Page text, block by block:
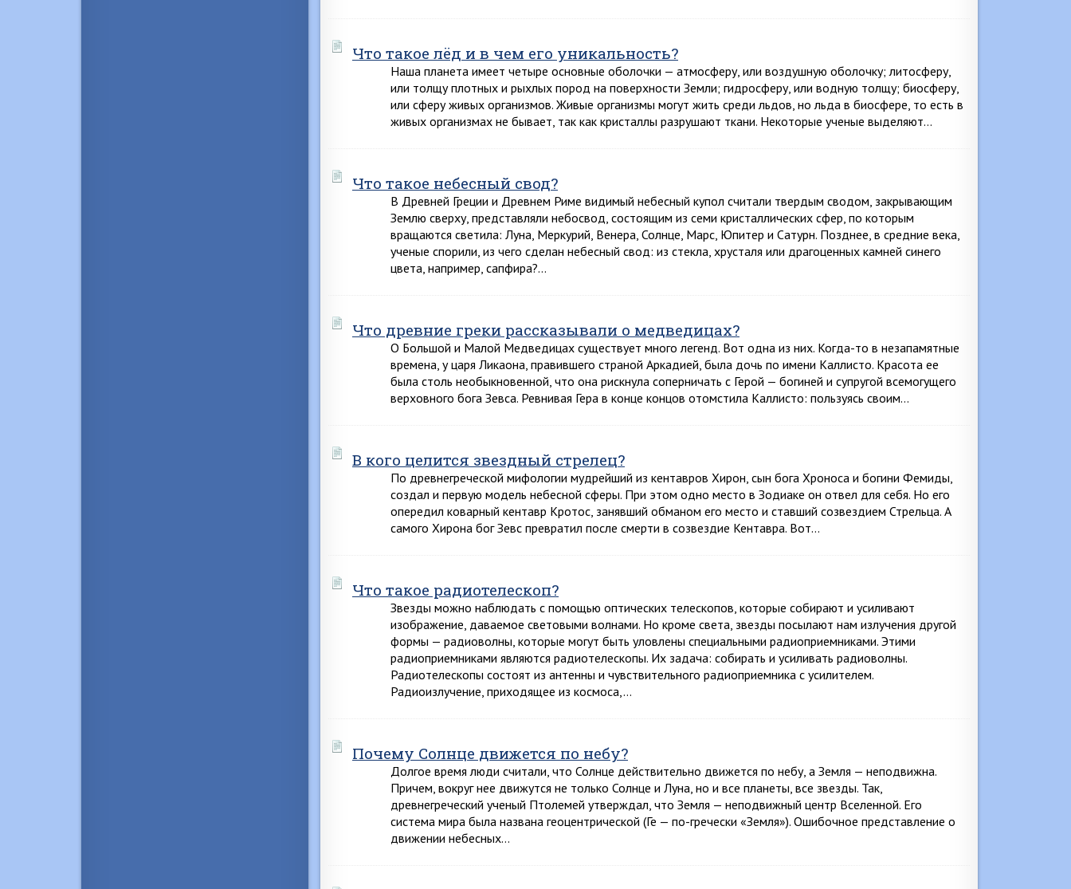
Что такое лёд и в чем его уникальность?
Наша планета имеет четыре основные оболочки — атмосферу, или воздушную оболочку; литосферу,
или толщу плотных и рыхлых пород на поверхности Земли; гидросферу, или водную толщу; биосферу,
или сферу живых организмов. Живые организмы могут жить среди льдов, но льда в биосфере, то есть в
живых организмах не бывает, так как кристаллы разрушают ткани. Некоторые ученые выделяют…
Что такое небесный свод?
В Древней Греции и Древнем Риме видимый небесный купол считали твердым сводом, закрывающим
Землю сверху, представляли небосвод, состоящим из семи кристаллических сфер, по которым
вращаются светила: Луна, Меркурий, Венера, Солнце, Марс, Юпитер и Сатурн. Позднее, в средние века,
ученые спорили, из чего сделан небесный свод: из стекла, хрусталя или драгоценных камней синего
цвета, например, сапфира?…
Что древние греки рассказывали о медведицах?
О Большой и Малой Медведицах существует много легенд. Вот одна из них. Когда-то в незапамятные
времена, у царя Ликаона, правившего страной Аркадией, была дочь по имени Каллисто. Красота ее
была столь необыкновенной, что она рискнула соперничать с Герой — богиней и супругой всемогущего
верховного бога Зевса. Ревнивая Гера в конце концов отомстила Каллисто: пользуясь своим…
В кого целится звездный стрелец?
По древнегреческой мифологии мудрейший из кентавров Хирон, сын бога Хроноса и богини Фемиды,
создал и первую модель небесной сферы. При этом одно место в Зодиаке он отвел для себя. Но его
опередил коварный кентавр Кротос, занявший обманом его место и ставший созвездием Стрельца. А
самого Хирона бог Зевс превратил после смерти в созвездие Кентавра. Вот…
Что такое радиотелескоп?
Звезды можно наблюдать с помощью оптических телескопов, которые собирают и усиливают
изображение, даваемое световыми волнами. Но кроме света, звезды посылают нам излучения другой
формы — радиоволны, которые могут быть уловлены специальными радиоприемниками. Этими
радиоприемниками являются радиотелескопы. Их задача: собирать и усиливать радиоволны.
Радиотелескопы состоят из антенны и чувствительного радиоприемника с усилителем.
Радиоизлучение, приходящее из космоса,…
Почему Солнце движется по небу?
Долгое время люди считали, что Солнце действительно движется по небу, а Земля — неподвижна.
Причем, вокруг нее движутся не только Солнце и Луна, но и все планеты, все звезды. Так,
древнегреческий ученый Птолемей утверждал, что Земля — неподвижный центр Вселенной. Его
система мира была названа геоцентрической (Ге — по-гречески «Земля»). Ошибочное представление о
движении небесных…